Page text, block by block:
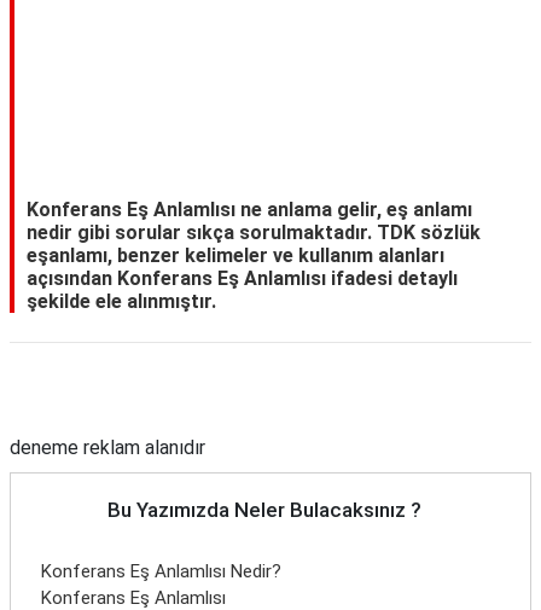
Konferans Eş Anlamlısı ne anlama gelir, eş anlamı
nedir gibi sorular sıkça sorulmaktadır. TDK sözlük
eşanlamı, benzer kelimeler ve kullanım alanları
açısından Konferans Eş Anlamlısı ifadesi detaylı
şekilde ele alınmıştır.
deneme reklam alanıdır
Bu Yazımızda Neler Bulacaksınız ?
Konferans Eş Anlamlısı Nedir?
Konferans Eş Anlamlısı